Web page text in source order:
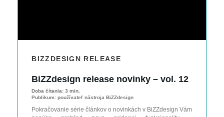
BIZZDESIGN RELEASE
BiZZdesign release novinky – vol. 12
Doba čítania: 3 min.
Publikum: používateľ nástroja BiZZdesign
Pokračovanie série článkov o novinkách v BiZZdesign Vám